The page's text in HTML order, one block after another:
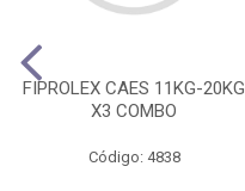
FIPROLEX CAES 11KG-20KG
X3 COMBO
Código: 4838